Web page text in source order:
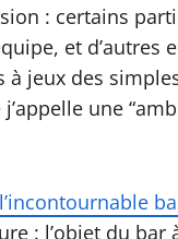
: certains
et d’autres
jeux des
une
l’incontournable
: l’objet du bar